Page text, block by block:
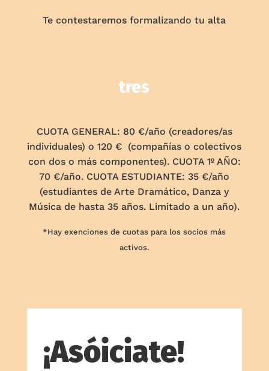
Te contestaremos formalizando tu alta
tres
CUOTA GENERAL: 80 €/año (creadores/as
individuales) o 120 € (compañías o colectivos
con dos o más componentes). CUOTA 1º AÑO:
70 €/año. CUOTA ESTUDIANTE: 35 €/año
(estudiantes de Arte Dramático, Danza y
Música de hasta 35 años. Limitado a un año).
*Hay exenciones de cuotas para los socios más
activos.
¡Asóiciate!